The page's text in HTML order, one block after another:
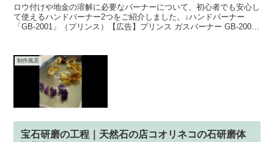
ロウ付けや地金の溶解に必要なバーナーについて、初心者でも安心し
て使えるハンドバーナー2つをご紹介しました。↓ハンドバーナー
「GB-2001」（プリンス）【広告】プリンス ガスバーナー GB-2001
制作風景
宝石研磨の工程｜天然石の店コオリネコの石研磨体